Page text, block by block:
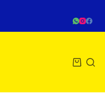
عربة